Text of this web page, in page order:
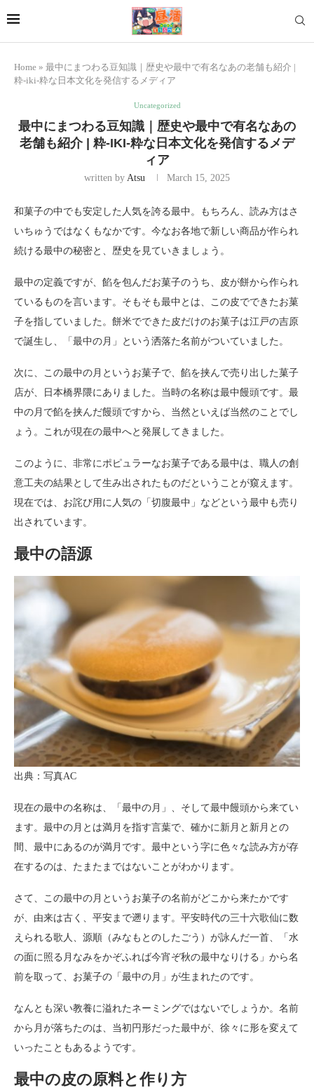
Home » 最中にまつわる豆知識｜歴史や最中で有名なあの老舗も紹介 |
粋-iki-粋な日本文化を発信するメディア
Uncategorized
最中にまつわる豆知識｜歴史や最中で有名なあの
老舗も紹介 | 粋-IKI-粋な日本文化を発信するメデ
ィア
written by Atsu March 15, 2025
和菓子の中でも安定した人気を誇る最中。もちろん、読み方はさ
いちゅうではなくもなかです。今なお各地で新しい商品が作られ
続ける最中の秘密と、歴史を見ていきましょう。
最中の定義ですが、餡を包んだお菓子のうち、皮が餅から作られ
ているものを言います。そもそも最中とは、この皮でできたお菓
子を指していました。餅米でできた皮だけのお菓子は江戸の吉原
で誕生し、「最中の月」という洒落た名前がついていました。
次に、この最中の月というお菓子で、餡を挟んで売り出した菓子
店が、日本橋界隈にありました。当時の名称は最中饅頭です。最
中の月で餡を挟んだ饅頭ですから、当然といえば当然のことでし
ょう。これが現在の最中へと発展してきました。
このように、非常にポピュラーなお菓子である最中は、職人の創
意工夫の結果として生み出されたものだということが窺えます。
現在では、お詫び用に人気の「切腹最中」などという最中も売り
出されています。
最中の語源
出典：写真AC
現在の最中の名称は、「最中の月」、そして最中饅頭から来てい
ます。最中の月とは満月を指す言葉で、確かに新月と新月との
間、最中にあるのが満月です。最中という字に色々な読み方が存
在するのは、たまたまではないことがわかります。
さて、この最中の月というお菓子の名前がどこから来たかです
が、由来は古く、平安まで遡ります。平安時代の三十六歌仙に数
えられる歌人、源順（みなもとのしたごう）が詠んだ一首、「水
の面に照る月なみをかぞふれば今宵ぞ秋の最中なりける」から名
前を取って、お菓子の「最中の月」が生まれたのです。
なんとも深い教養に溢れたネーミングではないでしょうか。名前
から月が落ちたのは、当初円形だった最中が、徐々に形を変えて
いったこともあるようです。
最中の皮の原料と作り方